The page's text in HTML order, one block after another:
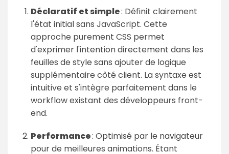
Déclaratif et simple: Définit clairement
l'état initial sans JavaScript. Cette
approche purement CSS permet
d'exprimer l'intention directement dans les
feuilles de style sans ajouter de logique
supplémentaire côté client. La syntaxe est
intuitive et s'intègre parfaitement dans le
workflow existant des développeurs front-
end.
Performance: Optimisé par le navigateur
pour de meilleures animations. Étant